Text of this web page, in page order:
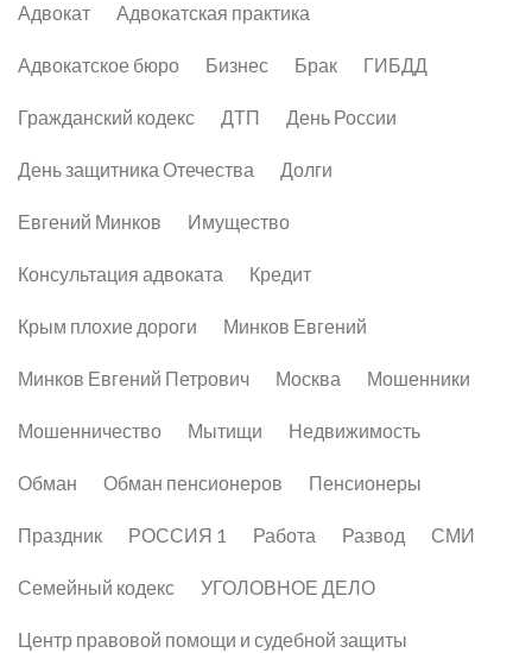
Адвокат Адвокатская практика
Адвокатское бюро Бизнес Брак ГИБДД
Гражданский кодекс ДТП День России
День защитника Отечества Долги
Евгений Минков Имущество
Консультация адвоката Кредит
Крым плохие дороги Минков Евгений
Минков Евгений Петрович Москва Мошенники
Мошенничество Мытищи Недвижимость
Обман Обман пенсионеров Пенсионеры
Праздник РОССИЯ 1 Работа Развод СМИ
Семейный кодекс УГОЛОВНОЕ ДЕЛО
Центр правовой помощи и судебной защиты